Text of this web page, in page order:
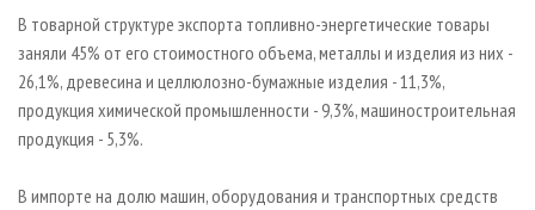
В товарной структуре экспорта топливно-энергетические товары
заняли 45% от его стоимостного объема, металлы и изделия из них -
26,1%, древесина и целлюлозно-бумажные изделия - 11,3%,
продукция химической промышленности - 9,3%, машиностроительная
продукция - 5,3%.
В импорте на долю машин, оборудования и транспортных средств